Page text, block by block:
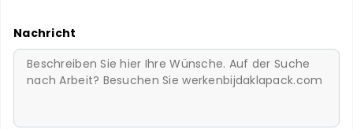
Nachricht